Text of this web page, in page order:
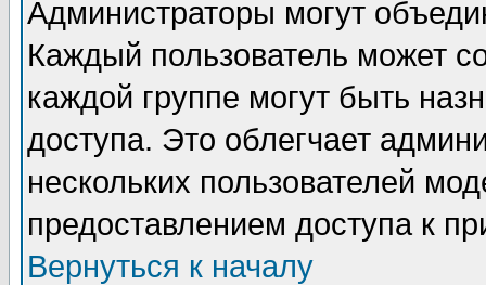
Администраторы могут
Каждый пользователь может
каждой группе могут быть
доступа. Это облегчает
нескольких пользователей
предоставлением доступа к
Вернуться к началу